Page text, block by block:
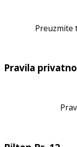
Preuzmite
Pravila